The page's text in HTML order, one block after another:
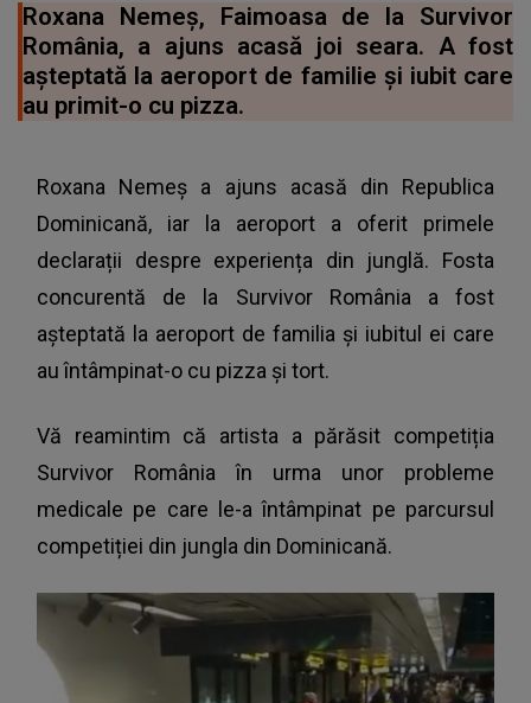
Roxana Nemeș, Faimoasa de la Survivor
România, a ajuns acasă joi seara. A fost
așteptată la aeroport de familie și iubit care
au primit-o cu pizza.
Roxana Nemeș a ajuns acasă din Republica
Dominicană, iar la aeroport a oferit primele
declarații despre experiența din junglă. Fosta
concurentă de la Survivor România a fost
așteptată la aeroport de familia și iubitul ei care
au întâmpinat-o cu pizza și tort.
Vă reamintim că artista a părăsit competiția
Survivor România în urma unor probleme
medicale pe care le-a întâmpinat pe parcursul
competiției din jungla din Dominicană.